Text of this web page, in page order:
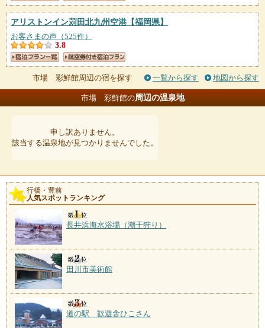
アリストンイン苅田北九州空港 【福岡県】
お客さまの声（525件）
3.8
市場 彩鮮館周辺の宿を探す 一覧から探す 地図から探す
市場 彩鮮館の周辺の温泉地
申し訳ありません。
該当する温泉地が見つかりませんでした。
行橋・豊前
人気スポットランキング
長井浜海水浴場（潮干狩り）
田川市美術館
道の駅 歓遊舎ひこさん